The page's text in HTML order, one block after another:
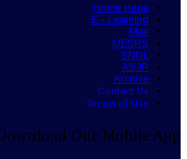
Home page
E - Learning
Mail
MESRS
SNDL
ASJP
Archive
Contact Us
Terms of Use
Download Our Mobile App